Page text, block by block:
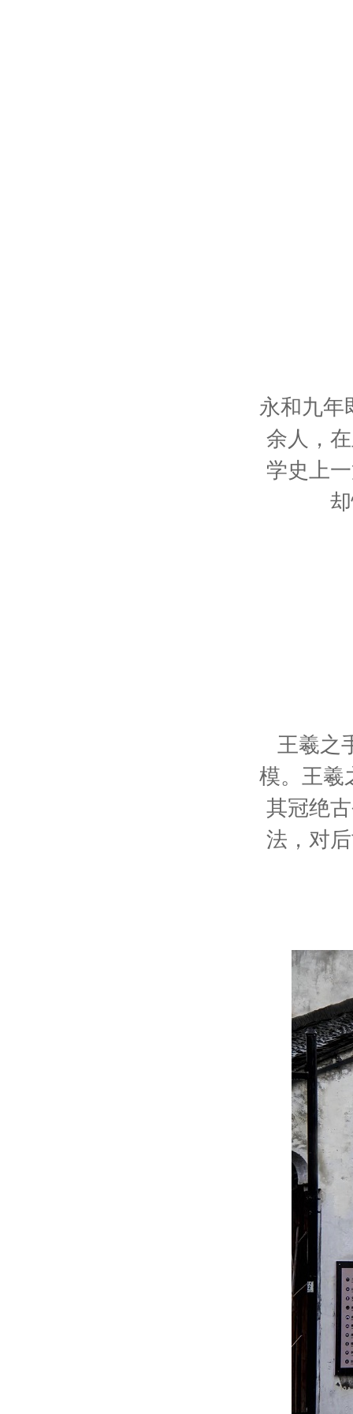
永和九年
余人，
学史上
王羲之
模。王羲
其冠绝
法，对